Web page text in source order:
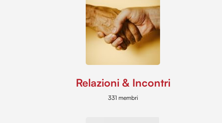
Relazioni & Incontri
331 membri